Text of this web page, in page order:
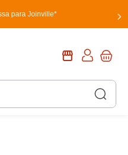
para Joinville*